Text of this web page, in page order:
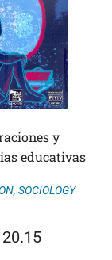
y
educativas
, SOCIOLOGY